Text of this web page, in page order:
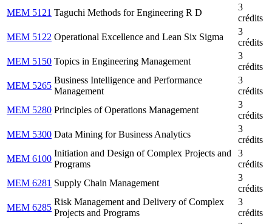
MEM 5121 Taguchi Methods for Engineering R D
3
crédits
MEM 5122 Operational Excellence and Lean Six Sigma
3
crédits
MEM 5150 Topics in Engineering Management
3
crédits
MEM 5265
Business Intelligence and Performance
Management
3
crédits
MEM 5280 Principles of Operations Management
3
crédits
MEM 5300 Data Mining for Business Analytics
3
crédits
MEM 6100
Initiation and Design of Complex Projects and
Programs
3
crédits
MEM 6281 Supply Chain Management
3
crédits
MEM 6285
Risk Management and Delivery of Complex
Projects and Programs
3
crédits